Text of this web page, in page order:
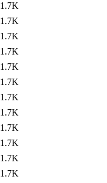
1.7K
1.7K
1.7K
1.7K
1.7K
1.7K
1.7K
1.7K
1.7K
1.7K
1.7K
1.7K